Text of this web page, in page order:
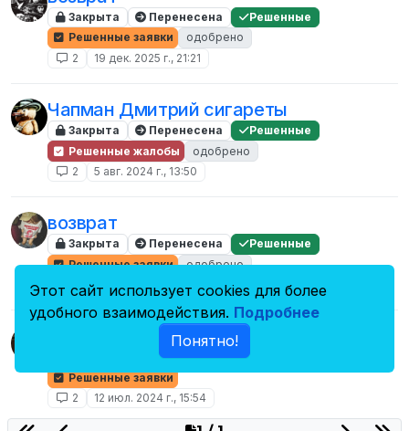
Закрыта Перенесена
Решенные
Решенные заявки
одобрено
2
19 дек. 2025 г., 21:21
Чапман Дмитрий сигареты
Закрыта Перенесена
Решенные
Решенные жалобы
одобрено
2
5 авг. 2024 г., 13:50
возврат
Закрыта Перенесена
Решенные
Решенные заявки
одобрено
2
31 июл. 2024 г., 21:08
Перенесена
Решенные
Решенные заявки
2
12 июл. 2024 г., 15:54
Этот сайт использует cookies для более
удобного взаимодействия. Подробнее
Понятно!